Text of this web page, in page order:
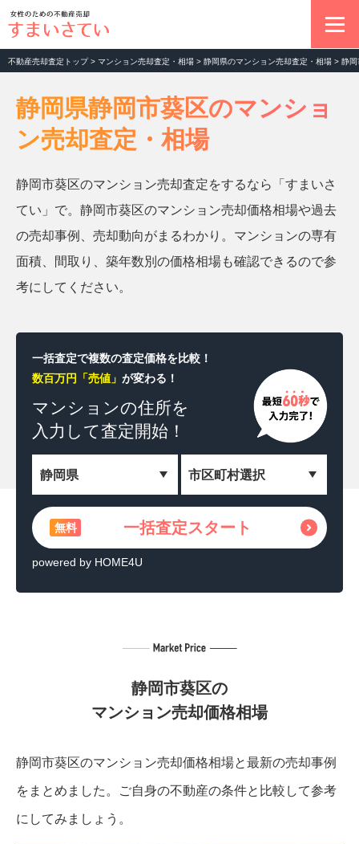
不動産売却の基本
マンション売却査定
土地売却査定
一戸建て売却査定
無料 一括査定スタート
＼相続した土地を収益化！／
無料 土地活用の方法を見る
powered by HOME4U
不動産売却査定トップ > マンション売却査定・相場 > 静岡県のマンション売却査定・相場 > 静岡
静岡県静岡市葵区のマンショ
ン売却査定・相場
静岡市葵区のマンション売却査定をするなら「すまいさ
てい」で。静岡市葵区のマンション売却価格相場や過去
の売却事例、売却動向がまるわかり。マンションの専有
面積、間取り、築年数別の価格相場も確認できるので参
考にしてください。
一括査定で複数の査定価格を比較！
数百万円「売値」 が変わる！
マンションの住所を
入力して査定開始！
無料 一括査定スタート
powered by HOME4U
静岡市葵区の
マンション売却価格相場
静岡市葵区のマンション売却価格相場と最新の売却事例
をまとめました。 ご自身の不動産の条件と比較して参考
にしてみましょう。